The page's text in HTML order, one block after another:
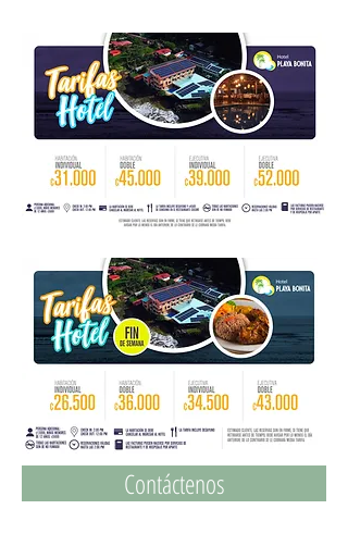
Contáctenos